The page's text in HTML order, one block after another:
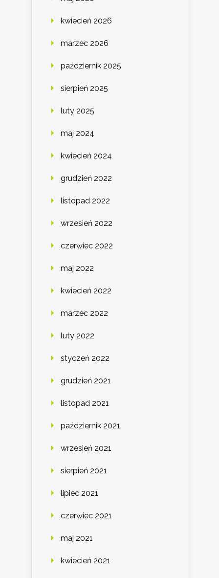
kwiecień 2026
marzec 2026
październik 2025
sierpień 2025
luty 2025
maj 2024
kwiecień 2024
grudzień 2022
listopad 2022
wrzesień 2022
czerwiec 2022
maj 2022
kwiecień 2022
marzec 2022
luty 2022
styczeń 2022
grudzień 2021
listopad 2021
październik 2021
wrzesień 2021
sierpień 2021
lipiec 2021
czerwiec 2021
maj 2021
kwiecień 2021